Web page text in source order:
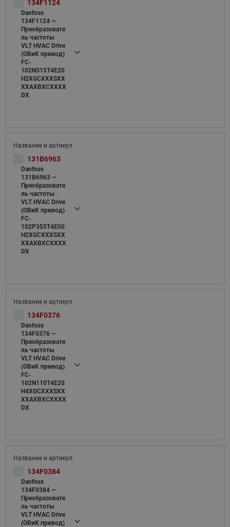
134F1124
Danfoss
134F1124 —
Преобразовате
ль частоты
VLT HVAC Drive
(ОВиК привод)
FC-
102N315T4E20
H2XGCXXXSXX
XXAXBXCXXXX
DX
131B6963
Danfoss
131B6963 —
Преобразовате
ль частоты
VLT HVAC Drive
(ОВиК привод)
FC-
102P355T4E00
H2XGCXXXSXX
XXAXBXCXXXX
DX
134F0376
Danfoss
134F0376 —
Преобразовате
ль частоты
VLT HVAC Drive
(ОВиК привод)
FC-
102N110T4E20
H4XGCXXXSXX
XXAXBXCXXXX
DX
134F0384
Danfoss
134F0384 —
Преобразовате
ль частоты
VLT HVAC Drive
(ОВиК привод)